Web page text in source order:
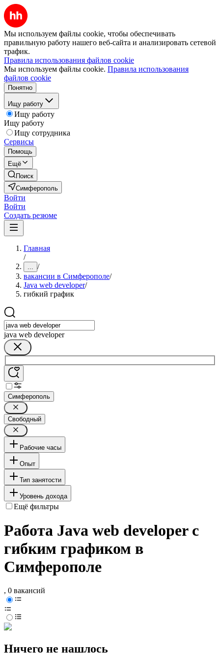
Мы используем файлы cookie, чтобы обеспечивать
правильную работу нашего веб-сайта и анализировать сетевой
трафик.
Правила использования файлов cookie
Мы используем файлы cookie. Правила использования
файлов cookie
Понятно
Ищу работу
Ищу работу
Ищу работу
Ищу сотрудника
Сервисы
Помощь
Ещё
Поиск
Симферополь
Войти
Войти
Создать резюме
Главная
/
... /
вакансии в Симферополе/
Java web developer/
гибкий график
java web developer
Симферополь
Свободный
Рабочие часы
Опыт
Тип занятости
Уровень дохода
Ещё фильтры
Работа Java web developer с
гибким графиком в
Симферополе
, 0 вакансий
Ничего не нашлось